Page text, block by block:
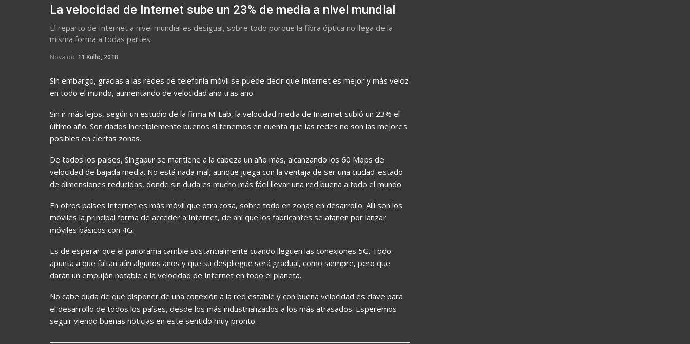
La velocidad de Internet sube un 23% de media a nivel mundial
El reparto de Internet a nivel mundial es desigual, sobre todo porque la fibra óptica no llega de la
misma forma a todas partes.
Nova do 11 Xullo, 2018
Sin embargo, gracias a las redes de telefonía móvil se puede decir que Internet es mejor y más veloz
en todo el mundo, aumentando de velocidad año tras año.
Sin ir más lejos, según un estudio de la firma M-Lab, la velocidad media de Internet subió un 23% el
último año. Son dados increíblemente buenos si tenemos en cuenta que las redes no son las mejores
posibles en ciertas zonas.
De todos los países, Singapur se mantiene a la cabeza un año más, alcanzando los 60 Mbps de
velocidad de bajada media. No está nada mal, aunque juega con la ventaja de ser una ciudad-estado
de dimensiones reducidas, donde sin duda es mucho más fácil llevar una red buena a todo el mundo.
En otros países Internet es más móvil que otra cosa, sobre todo en zonas en desarrollo. Allí son los
móviles la principal forma de acceder a Internet, de ahí que los fabricantes se afanen por lanzar
móviles básicos con 4G.
Es de esperar que el panorama cambie sustancialmente cuando lleguen las conexiones 5G. Todo
apunta a que faltan aún algunos años y que su despliegue será gradual, como siempre, pero que
darán un empujón notable a la velocidad de Internet en todo el planeta.
No cabe duda de que disponer de una conexión a la red estable y con buena velocidad es clave para
el desarrollo de todos los países, desde los más industrializados a los más atrasados. Esperemos
seguir viendo buenas noticias en este sentido muy pronto.